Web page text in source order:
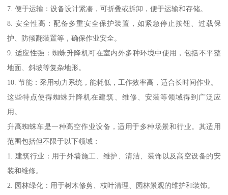
7. 便于运输：设备设计紧凑，可折叠或拆卸，便于运输和存储。
8. 安全性高：配备多重安全保护装置，如紧急停止按钮、过载保
护、防倾翻装置等，确保作业安全。
9. 适应性强：蜘蛛升降机可在室内外多种环境中使用，包括不平整
地面、斜坡等复杂地形。
10. 节能：采用动力系统，能耗低，工作效率高，适合长时间作业。
这些特点使得蜘蛛升降机在建筑、维修、安装等领域得到广泛应
用。
升高蜘蛛车是一种高空作业设备，适用于多种场景和行业。其适用
范围包括但不限于以下领域：
1. 建筑行业：用于外墙施工、维护、清洁、装饰以及高空设备的安
装和维修。
2. 园林绿化：用于树木修剪、枝叶清理、园林景观的维护和装饰。